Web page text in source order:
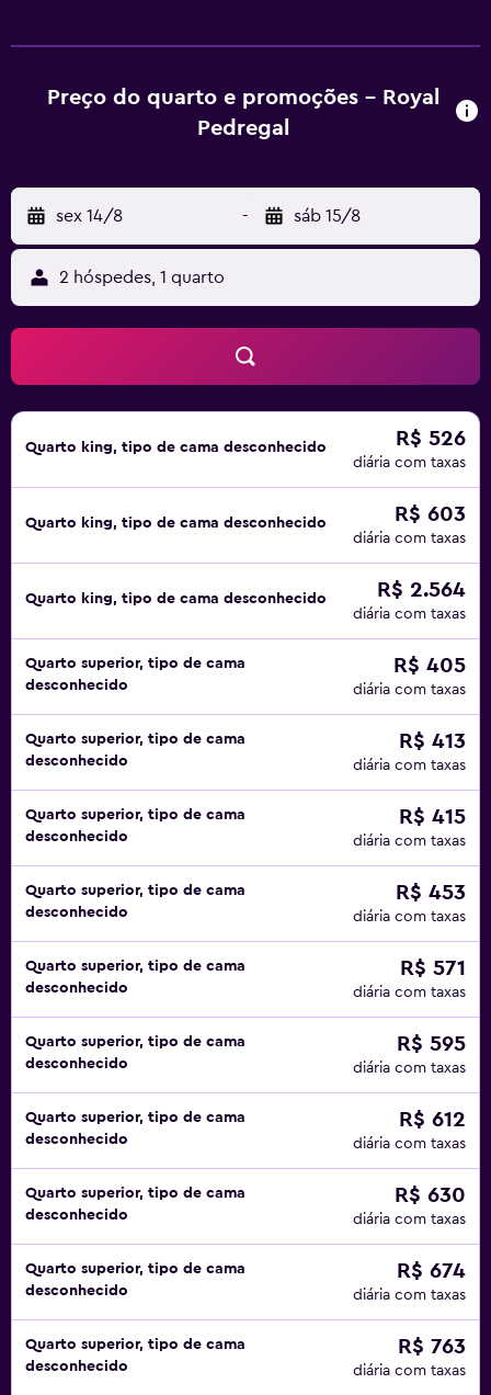
quartos também apresentam ferros/tábuas de passar
roupa e cortinas blackout. O serviço de limpeza é
sauna a vapor. Hóspedes de até 18 anos não são
permitidos em piscina.
Preço do quarto e promoções - Royal
Pedregal
sex 14/8 - sáb 15/8
2 hóspedes, 1 quarto
Quarto king, tipo de cama desconhecido R$ 526
diária com taxas
Quarto king, tipo de cama desconhecido R$ 603
diária com taxas
Quarto king, tipo de cama desconhecido R$ 2.564
diária com taxas
Quarto superior, tipo de cama
desconhecido
R$ 405
diária com taxas
Quarto superior, tipo de cama
desconhecido
R$ 413
diária com taxas
Quarto superior, tipo de cama
desconhecido
R$ 415
diária com taxas
Quarto superior, tipo de cama
desconhecido
R$ 453
diária com taxas
Quarto superior, tipo de cama
desconhecido
R$ 571
diária com taxas
Quarto superior, tipo de cama
desconhecido
R$ 595
diária com taxas
Quarto superior, tipo de cama
desconhecido
R$ 612
diária com taxas
Quarto superior, tipo de cama
desconhecido
R$ 630
diária com taxas
Quarto superior, tipo de cama
desconhecido
R$ 674
diária com taxas
Quarto superior, tipo de cama
desconhecido
R$ 763
diária com taxas